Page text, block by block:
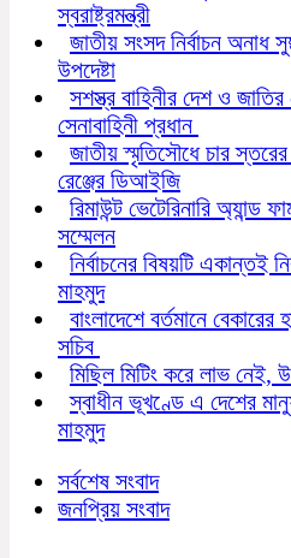
স্বরাষ্ট্রমন্ত্রী
জাতীয় সংসদ নির্বাচন অনাধ
উপদেষ্টা
সশস্ত্র বাহিনীর দেশ ও
সেনাবাহিনী প্রধান
জাতীয় স্মৃতিসৌধে চার
রেঞ্জের ডিআইজি
রিমাউন্ট ভেটেরিনারি অ্যান্ড
সম্মেলন
নির্বাচনের বিষয়টি একান্তই
মাহমুদ
বাংলাদেশে বর্তমানে
সচিব
মিছিল মিটিং করে লাভ নেই,
স্বাধীন ভূখণ্ডে এ দেশের
মাহমুদ
সর্বশেষ সংবাদ
জনপ্রিয় সংবাদ